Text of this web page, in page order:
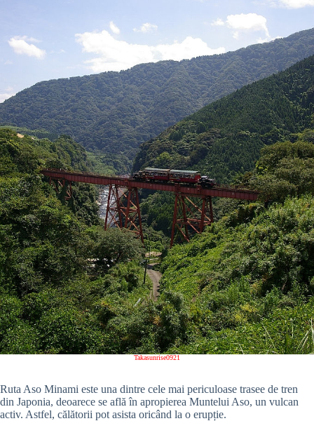
Takasunrise0921
Ruta Aso Minami este una dintre cele mai periculoase trasee de tren
din Japonia, deoarece se află în apropierea Muntelui Aso, un vulcan
activ. Astfel, călătorii pot asista oricând la o erupție.